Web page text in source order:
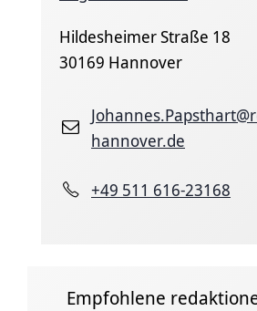
Hildesheimer Straße 18
30169 Hannover
hannover.de
+49 511 616-23168
Empfohlene